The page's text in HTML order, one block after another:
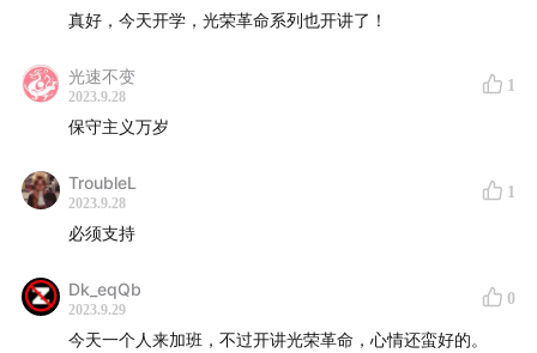
真好，今天开学，光荣革命系列也开讲了！
光速不变
2023.9.28
1
保守主义万岁
TroubleL
2023.9.28
1
必须支持
Dk_eqQb
2023.9.29
0
今天一个人来加班，不过开讲光荣革命，心情还蛮好的。